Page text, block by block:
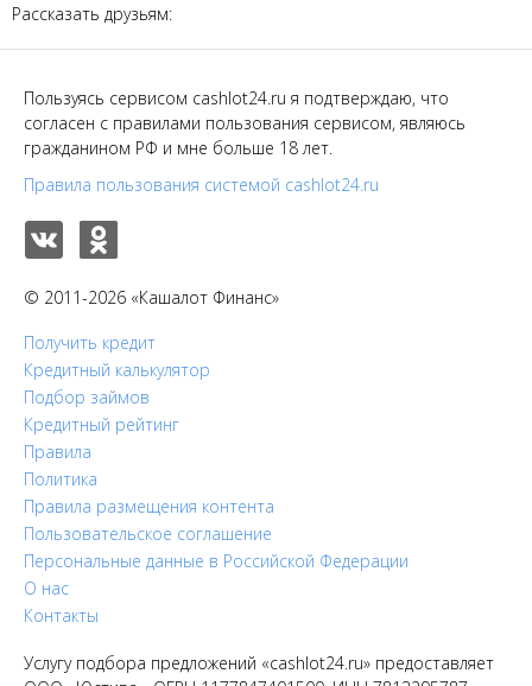
Рассказать друзьям:
Пользуясь сервисом cashlot24.ru я подтверждаю, что
согласен с правилами пользования сервисом, являюсь
гражданином РФ и мне больше 18 лет.
Правила пользования системой cashlot24.ru
© 2011-2026 «Кашалот Финанс»
Получить кредит
Кредитный калькулятор
Подбор займов
Кредитный рейтинг
Правила
Политика
Правила размещения контента
Пользовательское соглашение
Персональные данные в Российской Федерации
О нас
Контакты
Услугу подбора предложений «cashlot24.ru» предоставляет